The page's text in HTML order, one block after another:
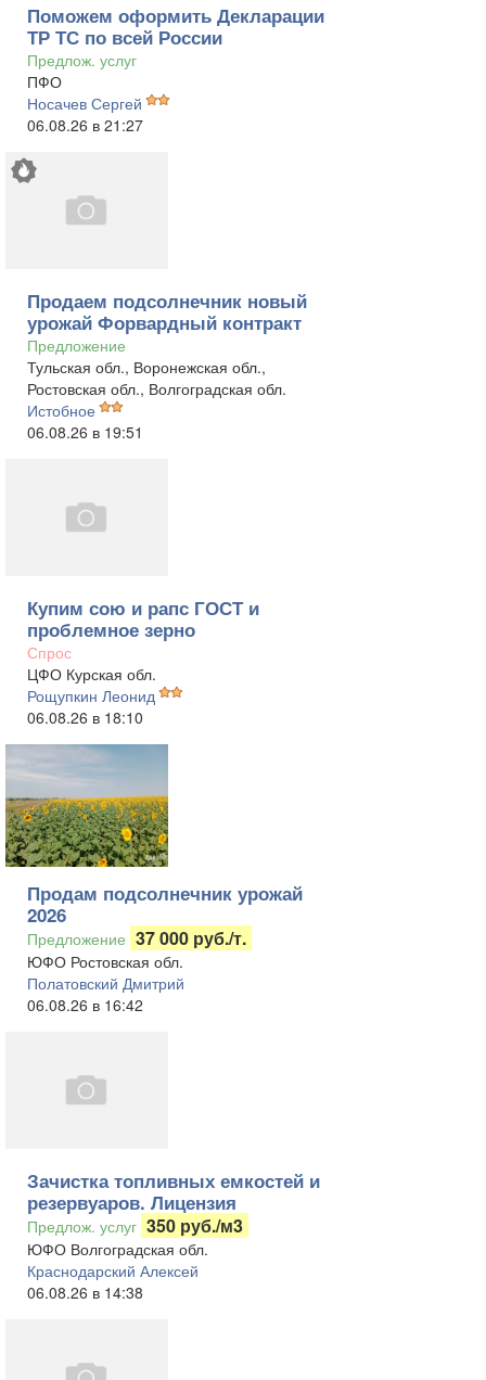
Поможем оформить Декларации
ТР ТС по всей России
Предлож. услуг
ПФО
Носачев Сергей
06.08.26 в 21:27
Продаем подсолнечник новый
урожай Форвардный контракт
Предложение
Тульская обл., Воронежская обл.,
Ростовская обл., Волгоградская обл.
Истобное
06.08.26 в 19:51
Купим сою и рапс ГОСТ и
проблемное зерно
Спрос
ЦФО Курская обл.
Рощупкин Леонид
06.08.26 в 18:10
Продам подсолнечник урожай
2026
Предложение 37 000 руб./т.
ЮФО Ростовская обл.
Полатовский Дмитрий
06.08.26 в 16:42
Зачистка топливных емкостей и
резервуаров. Лицензия
Предлож. услуг 350 руб./м3
ЮФО Волгоградская обл.
Краснодарский Алексей
06.08.26 в 14:38